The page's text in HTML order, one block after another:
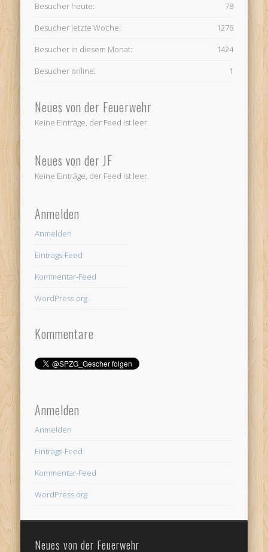
78
Besucher heute:
1276
Besucher letzte Woche:
1424
Besucher in diesem Monat:
1
Besucher online:
Neues von der Feuerwehr
Keine Einträge, der Feed ist leer.
Neues von der JF
Keine Einträge, der Feed ist leer.
Anmelden
Anmelden
Eintrags-Feed
Kommentar-Feed
WordPress.org
Kommentare
Anmelden
Anmelden
Eintrags-Feed
Kommentar-Feed
WordPress.org
Neues von der Feuerwehr